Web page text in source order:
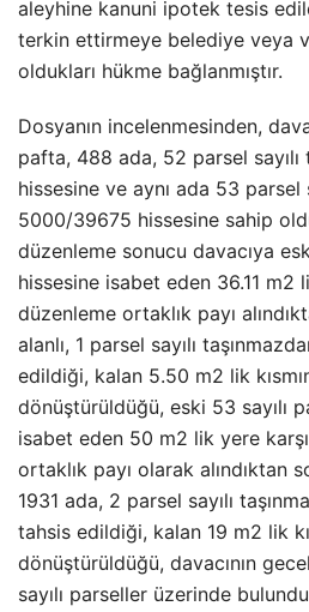
aleyhine kanuni ipotek tesis
terkin ettirmeye belediye veya
oldukları hükme bağlanmıştır.
Dosyanın incelenmesinden,
pafta, 488 ada, 52 parsel sayılı
hissesine ve aynı ada 53 parsel
5000/39675 hissesine sahip
düzenleme sonucu davacıya
hissesine isabet eden 36.11 m2
düzenleme ortaklık payı
alanlı, 1 parsel sayılı
edildiği, kalan 5.50 m2 lik
dönüştürüldüğü, eski 53 sayılı
isabet eden 50 m2 lik yere
ortaklık payı olarak alındıktan
1931 ada, 2 parsel sayılı
tahsis edildiği, kalan 19 m2 lik
dönüştürüldüğü, davacının
sayılı parseller üzerinde